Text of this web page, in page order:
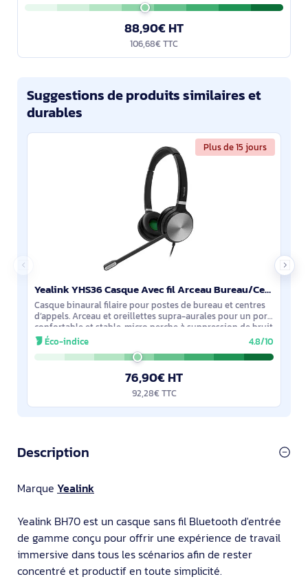
88,90€ HT
106,68€ TTC
Suggestions de produits similaires et
durables
Plus de 15 jours
Yealink YHS36 Casque Avec fil Arceau Bureau/Centre d'appels Noir, Argent - 1308021
Casque binaural filaire pour postes de bureau et centres
d’appels. Arceau et oreillettes supra-aurales pour un port
confortable et stable, micro perche à suppression de bruit
(100–7000 Hz) pour des
Éco-indice 4.8/10
76,90€ HT
92,28€ TTC
Description
Marque Yealink
Yealink BH70 est un casque sans fil Bluetooth d'entrée
de gamme conçu pour offrir une expérience de travail
immersive dans tous les scénarios afin de rester
concentré et productif en toute simplicité.